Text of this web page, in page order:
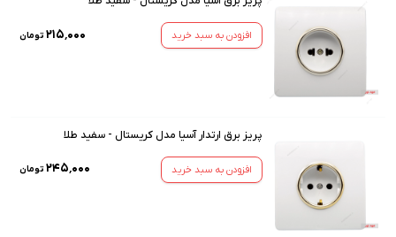
افزودن به سبد خرید ۲۱۵٬۰۰۰ تومان
پریز برق ارتدار آسیا مدل کریستال - سفید طلا
افزودن به سبد خرید ۲۴۵٬۰۰۰ تومان